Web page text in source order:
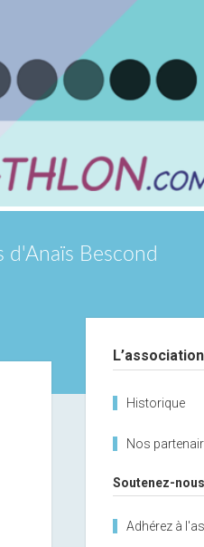
Bescond
L’association
Historique
Nos
Soutenez-
Adhérez à